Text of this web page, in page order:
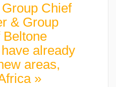
Chief
& Group
Beltone
already
areas,
»